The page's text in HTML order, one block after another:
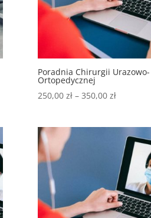
Poradnia Chirurgii Urazowo-
Ortopedycznej
250,00 zł – 350,00 złZakres
250,00 zł
do
350,00 zł